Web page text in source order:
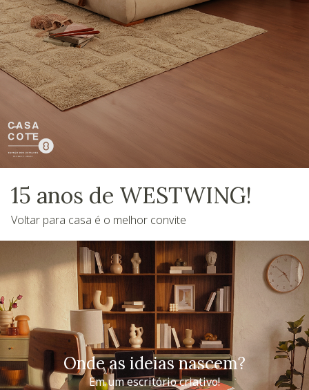
15 anos de WESTWING!
Voltar para casa é o melhor convite
Onde as ideias nascem?
Em um escritório criativo!